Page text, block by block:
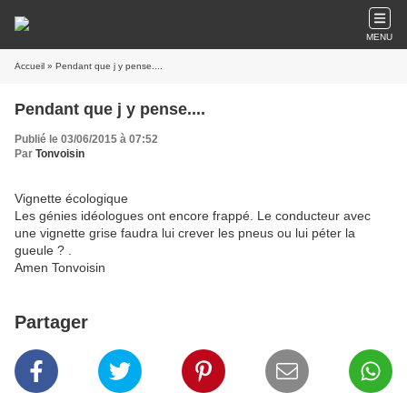
MENU
Accueil » Pendant que j y pense....
Pendant que j y pense....
Publié le 03/06/2015 à 07:52
Par Tonvoisin
Vignette écologique
Les génies idéologues ont encore frappé. Le conducteur avec
une vignette grise faudra lui crever les pneus ou lui péter la
gueule ? .
Amen Tonvoisin
Partager